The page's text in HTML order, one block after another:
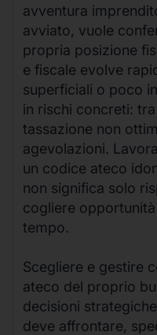
avventura
avviato, vuole
propria posizione
e fiscale evolve
superficiali o poco
in rischi concreti:
tassazione non
agevolazioni.
un codice ateco
non significa solo
cogliere
tempo.
Scegliere e gestire
ateco del proprio
decisioni
deve affrontare,